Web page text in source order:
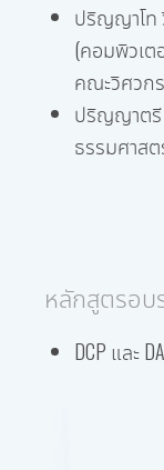
ปริญญาโท
(คอมพิวเต
คณะวิศวก
ปริญญาต
ธรรมศาส
หลักสูตรอบ
DCP และ